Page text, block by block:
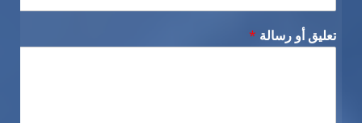
تعليق أو رسالة *